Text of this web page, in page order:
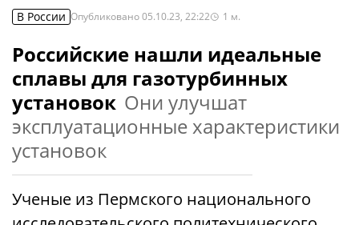
В России Опубликовано05.10.23, 22:22 1 м.
Российские нашли идеальные
сплавы для газотурбинных
установок Они улучшат
эксплуатационные характеристики
установок
Ученые из Пермского национального